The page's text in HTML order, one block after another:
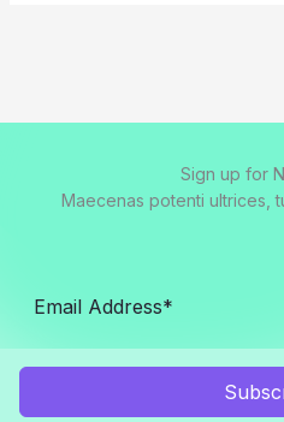
Sign up for
Maecenas potenti ultrices,